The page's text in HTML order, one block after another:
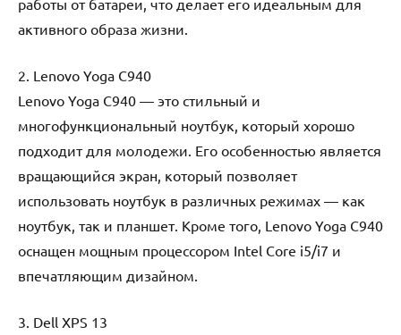
активного образа жизни.
2. Lenovo Yoga C940
Lenovo Yoga C940 — это стильный и
многофункциональный ноутбук, который хорошо
подходит для молодежи. Его особенностью является
вращающийся экран, который позволяет
использовать ноутбук в различных режимах — как
ноутбук, так и планшет. Кроме того, Lenovo Yoga C940
оснащен мощным процессором Intel Core i5/i7 и
впечатляющим дизайном.
3. Dell XPS 13